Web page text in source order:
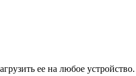
ее на любое устройство.